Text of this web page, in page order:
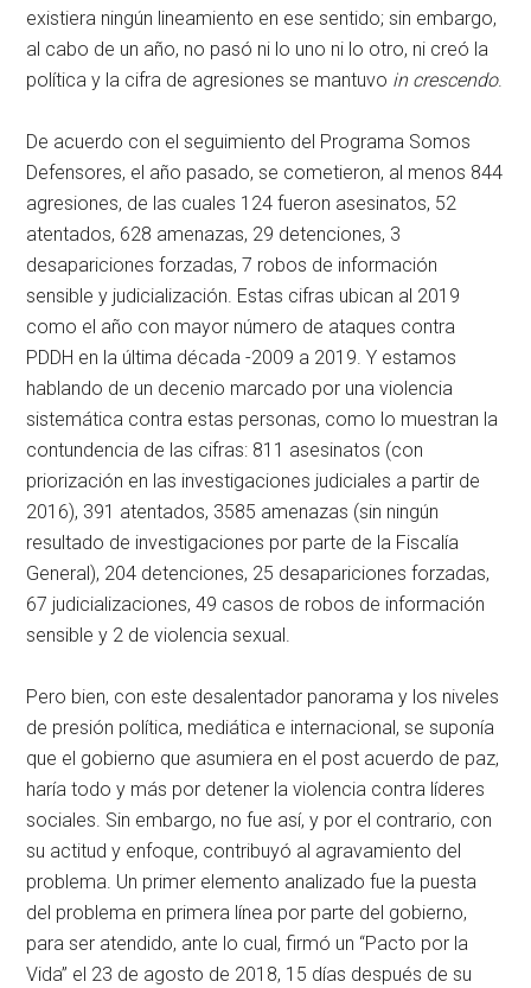
existiera ningún lineamiento en ese sentido; sin embargo,
al cabo de un año, no pasó ni lo uno ni lo otro, ni creó la
política y la cifra de agresiones se mantuvo in crescendo.
De acuerdo con el seguimiento del Programa Somos
Defensores, el año pasado, se cometieron, al menos 844
agresiones, de las cuales 124 fueron asesinatos, 52
atentados, 628 amenazas, 29 detenciones, 3
desapariciones forzadas, 7 robos de información
sensible y judicialización. Estas cifras ubican al 2019
como el año con mayor número de ataques contra
PDDH en la última década -2009 a 2019. Y estamos
hablando de un decenio marcado por una violencia
sistemática contra estas personas, como lo muestran la
contundencia de las cifras: 811 asesinatos (con
priorización en las investigaciones judiciales a partir de
2016), 391 atentados, 3585 amenazas (sin ningún
resultado de investigaciones por parte de la Fiscalía
General), 204 detenciones, 25 desapariciones forzadas,
67 judicializaciones, 49 casos de robos de información
sensible y 2 de violencia sexual.
Pero bien, con este desalentador panorama y los niveles
de presión política, mediática e internacional, se suponía
que el gobierno que asumiera en el post acuerdo de paz,
haría todo y más por detener la violencia contra líderes
sociales. Sin embargo, no fue así, y por el contrario, con
su actitud y enfoque, contribuyó al agravamiento del
problema. Un primer elemento analizado fue la puesta
del problema en primera línea por parte del gobierno,
para ser atendido, ante lo cual, firmó un “Pacto por la
Vida” el 23 de agosto de 2018, 15 días después de su